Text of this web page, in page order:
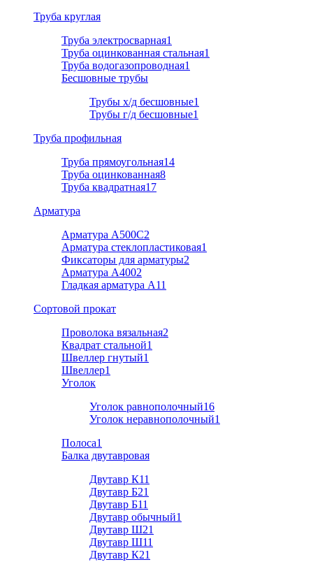
Труба круглая
Труба электросварная1
Труба оцинкованная стальная1
Труба водогазопроводная1
Бесшовные трубы
Трубы х/д бесшовные1
Трубы г/д бесшовные1
Труба профильная
Труба прямоугольная14
Труба оцинкованная8
Труба квадратная17
Арматура
Арматура A500C2
Арматура стеклопластиковая1
Фиксаторы для арматуры2
Арматура А4002
Гладкая арматура А11
Cортовой прокат
Проволока вязальная2
Квадрат стальной1
Швеллер гнутый1
Швеллер1
Уголок
Уголок равнополочный16
Уголок неравнополочный1
Полоса1
Балка двутавровая
Двутавр К11
Двутавр Б21
Двутавр Б11
Двутавр обычный1
Двутавр Ш21
Двутавр Ш11
Двутавр К21